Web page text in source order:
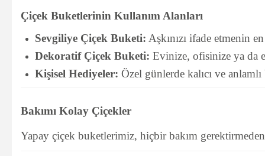
Çiçek Buketlerinin Kullanım Alanları
Sevgiliye Çiçek Buketi: Aşkınızı ifade etmenin
Dekoratif Çiçek Buketi: Evinize, ofisinize ya da
Kişisel Hediyeler: Özel günlerde kalıcı ve
Bakımı Kolay Çiçekler
Yapay çiçek buketlerimiz, hiçbir bakım